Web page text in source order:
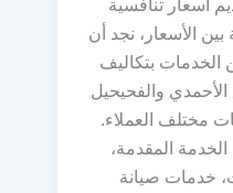
أسعار تنافسية
الأسعار، نجد أن
بتكاليف
والفحيحيل
مختلف العملاء.
المقدمة،
خدمات صيانة